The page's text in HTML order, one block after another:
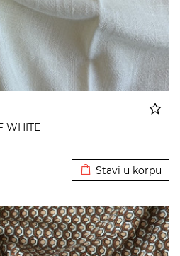
WHITE
Stavi u korpu